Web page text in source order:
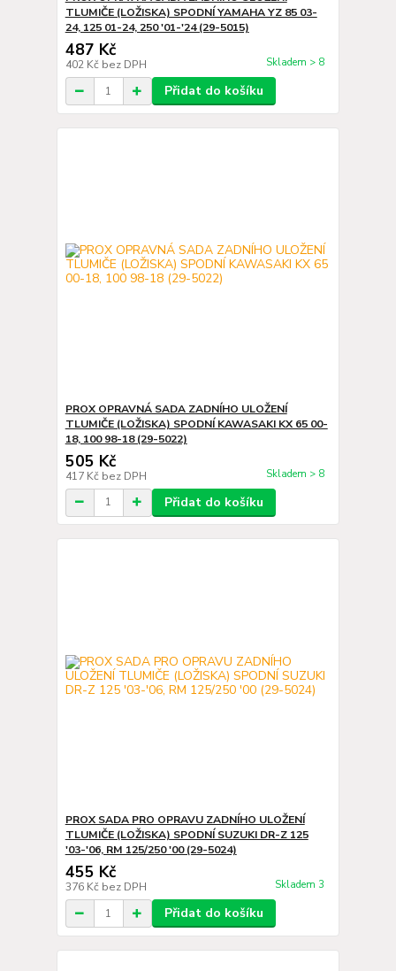
TLUMIČE (LOŽISKA) SPODNÍ YAMAHA YZ 85 03-
24, 125 01-24, 250 '01-'24 (29-5015)
487 Kč
402 Kč bez DPH Skladem > 8
Přidat do košíku
PROX OPRAVNÁ SADA ZADNÍHO ULOŽENÍ
TLUMIČE (LOŽISKA) SPODNÍ KAWASAKI KX 65 00-
18, 100 98-18 (29-5022)
505 Kč
417 Kč bez DPH Skladem > 8
Přidat do košíku
PROX SADA PRO OPRAVU ZADNÍHO ULOŽENÍ
TLUMIČE (LOŽISKA) SPODNÍ SUZUKI DR-Z 125
'03-'06, RM 125/250 '00 (29-5024)
455 Kč
376 Kč bez DPH Skladem 3
Přidat do košíku